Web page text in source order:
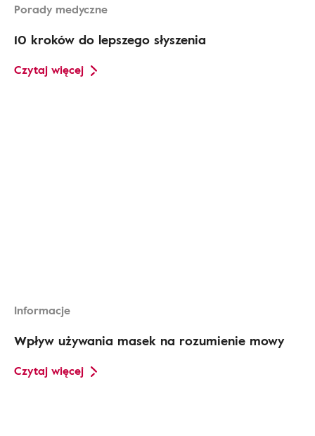
Porady medyczne
10 kroków do lepszego słyszenia
Czytaj więcej
Informacje
Wpływ używania masek na rozumienie mowy
Czytaj więcej